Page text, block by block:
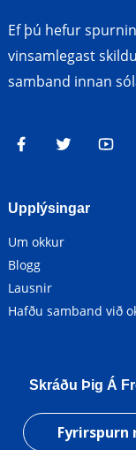
Ef þú hefur
vinsamlegast
samband innan
Upplýsingar
Um okkur
Blogg
Lausnir
Hafðu samband við
Skráðu Þig Á
Fyrirspurn